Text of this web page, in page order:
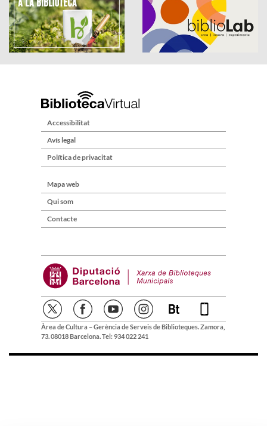
Accessibilitat
Avís legal
Política de privacitat
Mapa web
Qui som
Contacte
Àrea de Cultura – Gerència de Serveis de Biblioteques. Zamora,
73. 08018 Barcelona. Tel: 934 022 241